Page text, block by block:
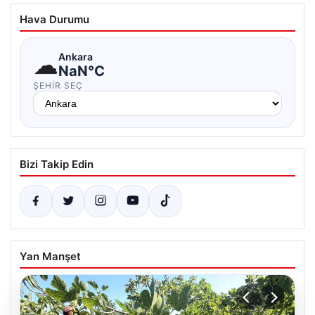
Hava Durumu
☁Ankara
NaN°C
ŞEHIR SEÇ
Bizi Takip Edin
Yan Manşet